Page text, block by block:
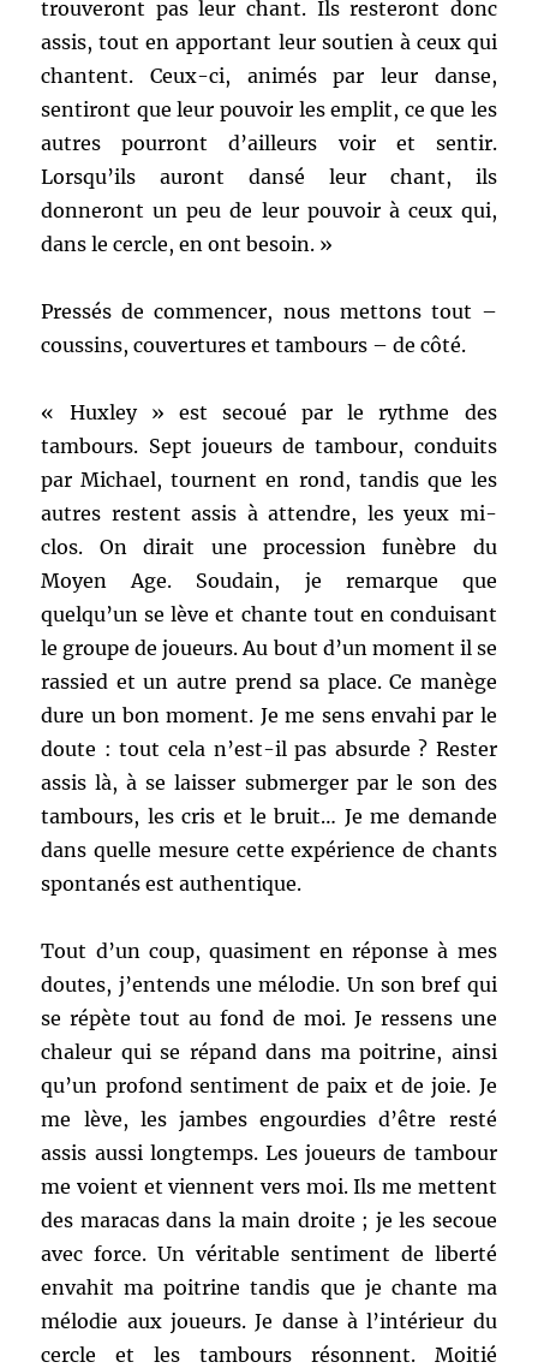
trouveront pas leur chant. Ils resteront donc
assis, tout en apportant leur soutien à ceux qui
chantent. Ceux-ci, animés par leur danse,
sentiront que leur pouvoir les emplit, ce que les
autres pourront d’ailleurs voir et sentir.
Lorsqu’ils auront dansé leur chant, ils
donneront un peu de leur pouvoir à ceux qui,
dans le cercle, en ont besoin. »
Pressés de commencer, nous mettons tout –
coussins, couvertures et tambours – de côté.
« Huxley » est secoué par le rythme des
tambours. Sept joueurs de tambour, conduits
par Michael, tournent en rond, tandis que les
autres restent assis à attendre, les yeux mi-
clos. On dirait une procession funèbre du
Moyen Age. Soudain, je remarque que
quelqu’un se lève et chante tout en conduisant
le groupe de joueurs. Au bout d’un moment il se
rassied et un autre prend sa place. Ce manège
dure un bon moment. Je me sens envahi par le
doute : tout cela n’est-il pas absurde ? Rester
assis là, à se laisser submerger par le son des
tambours, les cris et le bruit… Je me demande
dans quelle mesure cette expérience de chants
spontanés est authentique.
Tout d’un coup, quasiment en réponse à mes
doutes, j’entends une mélodie. Un son bref qui
se répète tout au fond de moi. Je ressens une
chaleur qui se répand dans ma poitrine, ainsi
qu’un profond sentiment de paix et de joie. Je
me lève, les jambes engourdies d’être resté
assis aussi longtemps. Les joueurs de tambour
me voient et viennent vers moi. Ils me mettent
des maracas dans la main droite ; je les secoue
avec force. Un véritable sentiment de liberté
envahit ma poitrine tandis que je chante ma
mélodie aux joueurs. Je danse à l’intérieur du
cercle et les tambours résonnent. Moitié